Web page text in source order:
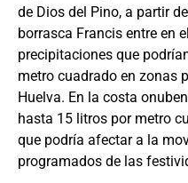
de Dios del Pino, a partir
borrasca Francis entre en
precipitaciones que
metro cuadrado en zonas
Huelva. En la costa
hasta 15 litros por metro
que podría afectar a la
programados de las